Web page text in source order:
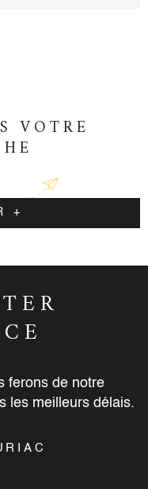
172 331 CPI
VOTRE
+
ferons de notre
les meilleurs délais.